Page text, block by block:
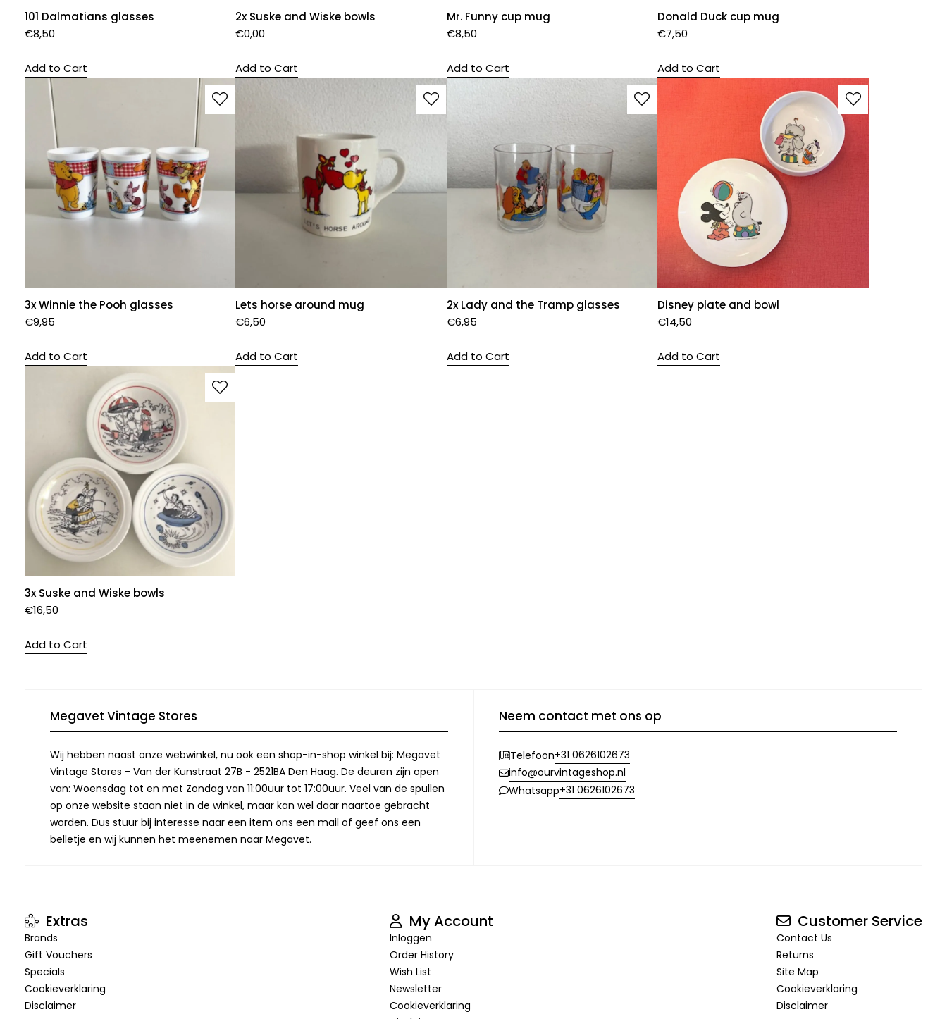
101 Dalmatians glasses
€8,50
Add to Cart
2x Suske and Wiske bowls
€0,00
Add to Cart
Mr. Funny cup mug
€8,50
Add to Cart
Donald Duck cup mug
€7,50
Add to Cart
3x Winnie the Pooh glasses
€9,95
Add to Cart
Lets horse around mug
€6,50
Add to Cart
2x Lady and the Tramp glasses
€6,95
Add to Cart
Disney plate and bowl
€14,50
Add to Cart
3x Suske and Wiske bowls
€16,50
Add to Cart
Megavet Vintage Stores
Wij hebben naast onze webwinkel, nu ook een shop-in-shop winkel bij: Megavet
Vintage Stores - Van der Kunstraat 27B - 2521BA Den Haag. De deuren zijn open
van: Woensdag tot en met Zondag van 11:00uur tot 17:00uur. Veel van de spullen
op onze website staan niet in de winkel, maar kan wel daar naartoe gebracht
worden. Dus stuur bij interesse naar een item ons een mail of geef ons een
belletje en wij kunnen het meenemen naar Megavet.
Neem contact met ons op
Telefoon+31 0626102673
info@ourvintageshop.nl
Whatsapp+31 0626102673
Extras
Brands
Gift Vouchers
Specials
Cookieverklaring
Disclaimer
My Account
Inloggen
Order History
Wish List
Newsletter
Cookieverklaring
Customer Service
Contact Us
Returns
Site Map
Cookieverklaring
Disclaimer